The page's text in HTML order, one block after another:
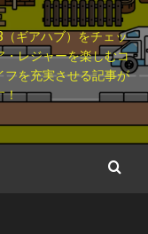
（ギアハブ）をチェッ
レジャーを楽しむコ
を充実させる記事が
！